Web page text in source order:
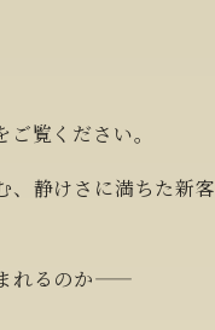
覧ください。
、静けさに満ちた新客
れるのか——